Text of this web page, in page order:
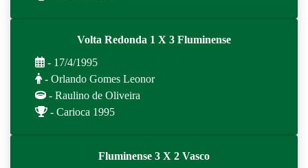
Volta Redonda 1 X 3 Fluminense
- 17/4/1995
- Orlando Gomes Leonor
- Raulino de Oliveira
- Carioca 1995
Fluminense 3 X 2 Vasco